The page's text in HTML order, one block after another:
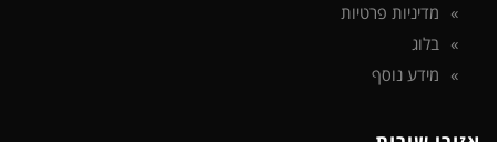
מדיניות פרטיות
בלוג
מידע נוסף